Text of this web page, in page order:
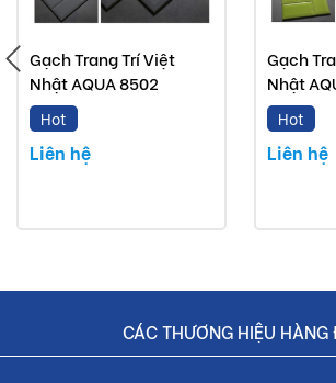
Buildshop cam kết:
Gạch SBC329 mà Buildshop bán
hãng.
Hoàn tiền nếu phát hiện hàng giả,
Dịch vụ nhanh chóng, tiết kiệm
Gạch Trang Trí Việt
Nhật AQUA 8502
Hot
Liên hệ
Gạch
Nhật
Hot
Liên hệ
CÁC THƯƠNG HIỆU HÀNG